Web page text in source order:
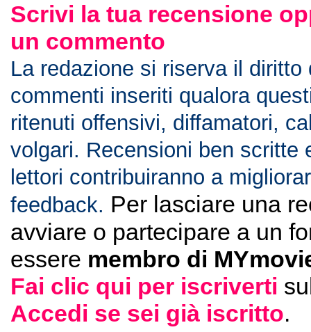
Scrivi la tua recensione
un commento
La redazione si riserva il diritto
commenti inseriti qualora
ritenuti offensivi, diffamatori,
volgari. Recensioni ben scritte
lettori contribuiranno a
feedback. Per lasciare una
avviare o partecipare a un
essere membro di
Fai clic qui per iscriverti
Accedi se sei già iscritto.